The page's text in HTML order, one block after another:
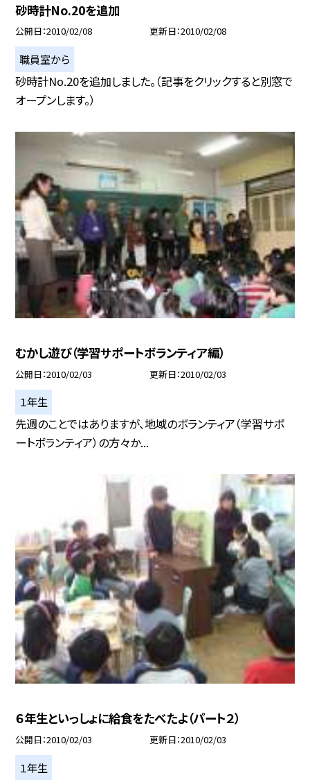
砂時計No.20を追加
公開日 2010/02/08 更新日 2010/02/08
職員室から
砂時計No.20を追加しました。（記事をクリックすると別窓で
オープンします。）
むかし遊び（学習サポートボランティア編）
公開日 2010/02/03 更新日 2010/02/03
１年生
先週のことではありますが、地域のボランティア（学習サポ
ートボランティア）の方々か...
６年生といっしょに給食をたべたよ（パート２）
公開日 2010/02/03 更新日 2010/02/03
１年生